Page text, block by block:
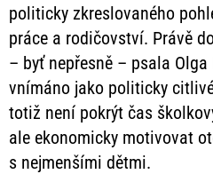
politicky zkreslovaného
práce a rodičovství. Právě
– byť nepřesně – psala
vnímáno jako politicky
totiž není pokrýt čas
ale ekonomicky motivovat
s nejmenšími dětmi.